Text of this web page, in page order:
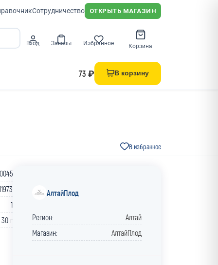
Сотрудничество ОТКРЫТЬ МАГАЗИН
Вход Заказы Избранное Корзина
73 ₽ В корзину
В избранное
1
30 г
АлтайПлод
Регион:
Алтай
Магазин:
АлтайПлод